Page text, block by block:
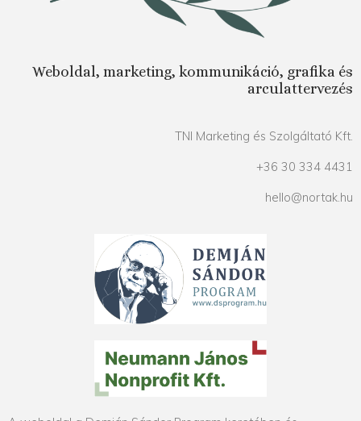
Weboldal, marketing, kommunikáció, grafika és
arculattervezés
TNI Marketing és Szolgáltató Kft.
+36 30 334 4431
hello@nortak.hu